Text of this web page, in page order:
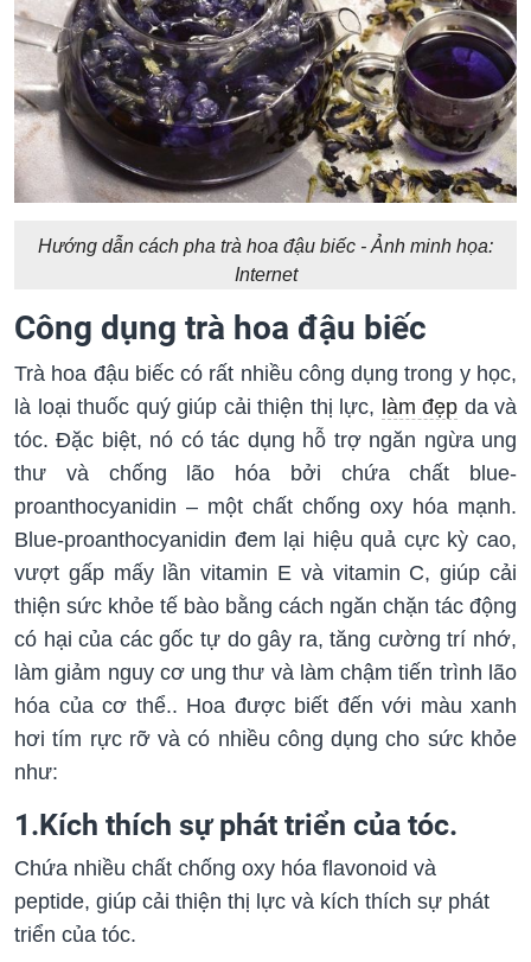
Hướng dẫn cách pha trà hoa đậu biếc - Ảnh minh họa:
Internet
Công dụng trà hoa đậu biếc
Trà hoa đậu biếc có rất nhiều công dụng trong y học,
là loại thuốc quý giúp cải thiện thị lực, làm đẹp da và
tóc. Đặc biệt, nó có tác dụng hỗ trợ ngăn ngừa ung
thư và chống lão hóa bởi chứa chất blue-
proanthocyanidin – một chất chống oxy hóa mạnh.
Blue-proanthocyanidin đem lại hiệu quả cực kỳ cao,
vượt gấp mấy lần vitamin E và vitamin C, giúp cải
thiện sức khỏe tế bào bằng cách ngăn chặn tác động
có hại của các gốc tự do gây ra, tăng cường trí nhớ,
làm giảm nguy cơ ung thư và làm chậm tiến trình lão
hóa của cơ thể.. Hoa được biết đến với màu xanh
hơi tím rực rỡ và có nhiều công dụng cho sức khỏe
như:
1.Kích thích sự phát triển của tóc.
Chứa nhiều chất chống oxy hóa flavonoid và
peptide, giúp cải thiện thị lực và kích thích sự phát
triển của tóc.